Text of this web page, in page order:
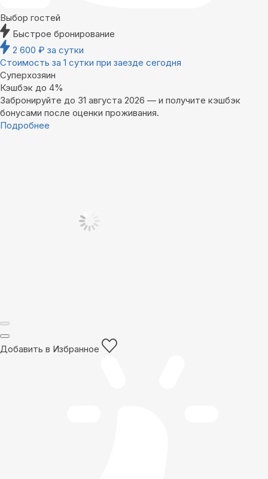
Выбор гостей
Быстрое бронирование
2 600 ₽ за сутки
Стоимость за 1 сутки при заезде сегодня
Суперхозяин
Кэшбэк до 4%
Забронируйте до 31 августа 2026 — и получите кэшбэк
бонусами после оценки проживания.
Подробнее
Добавить в Избранное